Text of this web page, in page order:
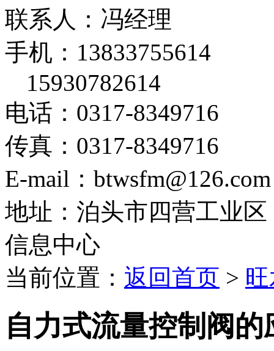
联系人：冯经理
手机：13833755614
15930782614
电话：0317-8349716
传真：0317-8349716
E-mail：btwsfm@126.com
地址：泊头市四营工业区
信息中心
当前位置： 返回首页 >
自力式流量控制阀